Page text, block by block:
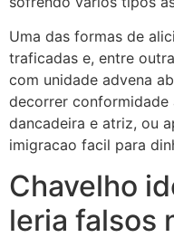
Uma das formas de
traficadas e, entre
com unidade advena
decorrer conformidade
dancadeira e atriz, ou
imigracao facil para
Chavelho
leria falsos